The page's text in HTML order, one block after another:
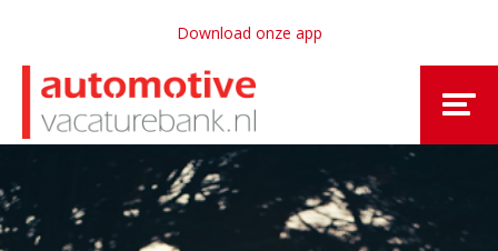
Download onze app